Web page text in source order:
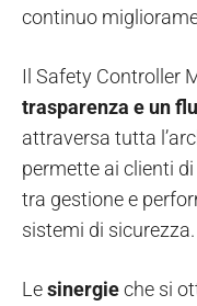
continuo
Il Safety Controller
trasparenza e un
attraversa tutta
permette ai clienti
tra gestione e
sistemi di sicurezza.
Lesinergieche si